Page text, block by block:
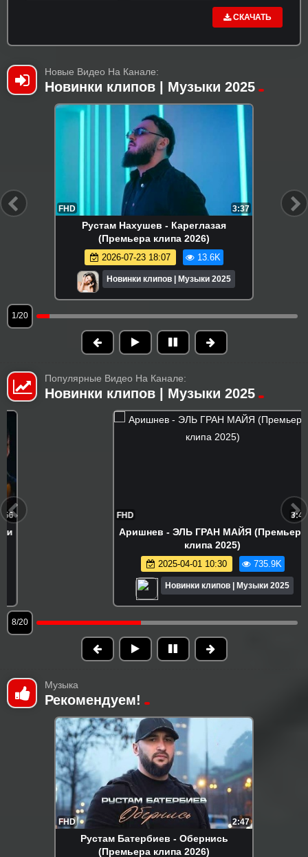
СКАЧАТЬ
Новые Видео На Канале:
Новинки клипов | Музыки 2025
FHD 3:37
Рустам Нахушев - Кареглазая
(Премьера клипа 2026)
2026-07-23 18:07 13.6K
Новинки клипов | Музыки 2025
1/20
Популярные Видео На Канале:
Новинки клипов | Музыки 2025
Аришнев - ЭЛЬ ГРАН МАЙЯ (Премьера
2025-04-01 10:30 735.9K
Новинки клипов | Музыки 2025
9/20
Музыка
Рекомендуем!
FHD 2:47
Рустам Батербиев - Обернись
(Премьера клипа 2026)